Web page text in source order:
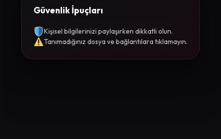
Güvenlik İpuçları
Kişisel bilgilerinizi paylaşırken dikkatli olun.
Tanımadığınız dosya ve bağlantılara tıklamayın.